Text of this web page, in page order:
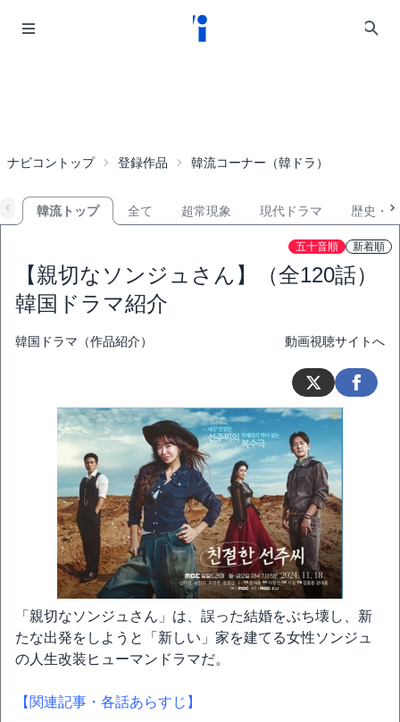
ナビコントップ 登録作品 韓流コーナー（韓ドラ）
韓流トップ 全て 超常現象 現代ドラマ 歴史・
五十音順 新着順
【親切なソンジュさん】（全120話）
韓国ドラマ紹介
韓国ドラマ（作品紹介） 動画視聴サイトへ
「親切なソンジュさん」は、誤った結婚をぶち壊し、新
たな出発をしようと「新しい」家を建てる女性ソンジュ
の人生改装ヒューマンドラマだ。
【関連記事・各話あらすじ】